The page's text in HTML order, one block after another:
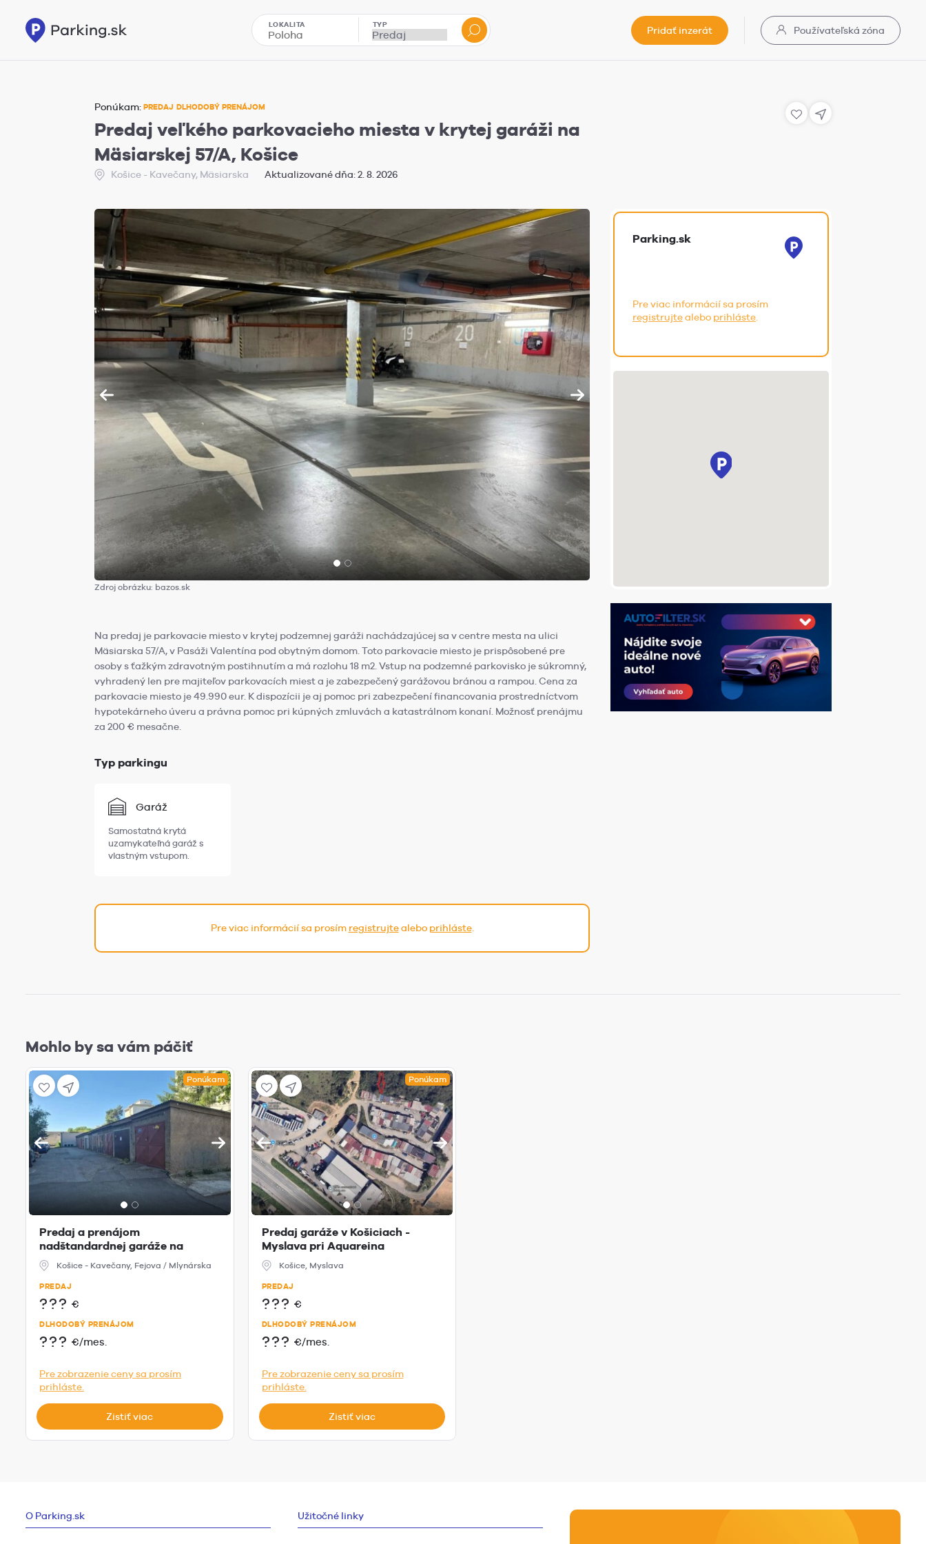
LOKALITA TYP
Pridať inzerát Používateľská zóna
Ponúkam: PREDAJ DLHODOBÝ PRENÁJOM
Predaj veľkého parkovacieho miesta v krytej garáži na
Mäsiarskej 57/A, Košice
Košice - Kavečany, Mäsiarska Aktualizované dňa: 2. 8. 2026
Zdroj obrázku: bazos.sk
Na predaj je parkovacie miesto v krytej podzemnej garáži nachádzajúcej sa v centre mesta na ulici
Mäsiarska 57/A, v Pasáži Valentína pod obytným domom. Toto parkovacie miesto je prispôsobené pre
osoby s ťažkým zdravotným postihnutím a má rozlohu 18 m2. Vstup na podzemné parkovisko je súkromný,
vyhradený len pre majiteľov parkovacích miest a je zabezpečený garážovou bránou a rampou. Cena za
parkovacie miesto je 49.990 eur. K dispozícii je aj pomoc pri zabezpečení financovania prostredníctvom
hypotekárneho úveru a právna pomoc pri kúpných zmluvách a katastrálnom konaní. Možnosť prenájmu
za 200 € mesačne.
Typ parkingu
Garáž
Samostatná krytá
uzamykateľná garáž s
vlastným vstupom.
Pre viac informácií sa prosím registrujtealebo prihláste.
Parking.sk
Pre viac informácií sa prosím
registrujtealebo prihláste
Mohlo by sa vám páčiť
Ponúkam
Predaj a prenájom
nadštandardnej garáže na
Fejovej a Ml...
Košice - Kavečany, Fejova / Mlynárska
PREDAJ
??? €
DLHODOBÝ PRENÁJOM
??? €/mes.
Pre zobrazenie ceny sa prosím
prihláste.
Zistiť viac
Ponúkam
Predaj garáže v Košiciach -
Myslava pri Aquareina
Košice, Myslava
PREDAJ
??? €
DLHODOBÝ PRENÁJOM
??? €/mes.
Pre zobrazenie ceny sa prosím
prihláste.
Zistiť viac
O Parking.sk Užitočné linky